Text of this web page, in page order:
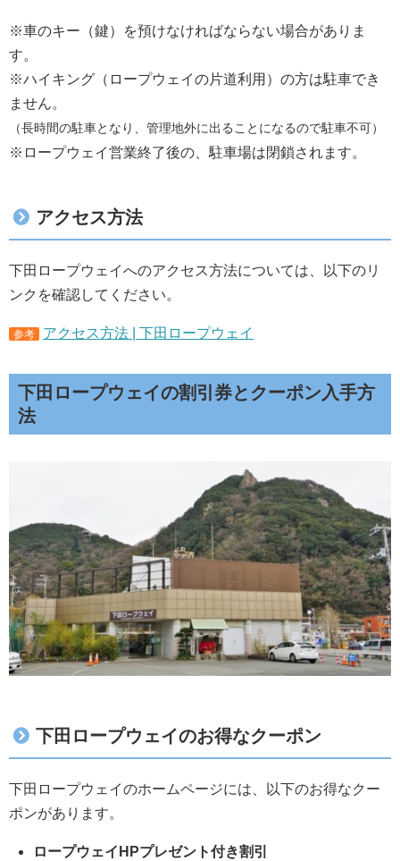
※車のキー（鍵）を預けなければならない場合がありま
す。
※ハイキング（ロープウェイの片道利用）の方は駐車でき
ません。
（長時間の駐車となり、管理地外に出ることになるので駐車不可）
※ロープウェイ営業終了後の、駐車場は閉鎖されます。
アクセス方法
下田ロープウェイへのアクセス方法については、以下のリ
ンクを確認してください。
参考 アクセス方法 | 下田ロープウェイ
下田ロープウェイの割引券とクーポン入手方
法
下田ロープウェイのお得なクーポン
下田ロープウェイのホームページには、以下のお得なクー
ポンがあります。
ロープウェイHPプレゼント付き割引